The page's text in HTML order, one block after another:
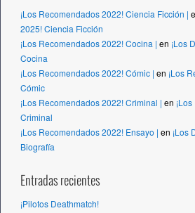
¡Los Recomendados 2022! Ciencia Ficción |
2025! Ciencia Ficción
¡Los Recomendados 2022! Cocina | en ¡Los
Cocina
¡Los Recomendados 2022! Cómic | en ¡Los
Cómic
¡Los Recomendados 2022! Criminal | en
Criminal
¡Los Recomendados 2022! Ensayo | en ¡Los
Biografía
Entradas recientes
¡Pilotos Deathmatch!